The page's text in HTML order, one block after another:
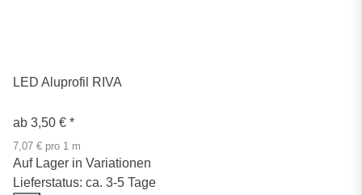
LED Aluprofil RIVA
ab 3,50 € *
7,07 € pro 1 m
Auf Lager in Variationen
Lieferstatus: ca. 3-5 Tage